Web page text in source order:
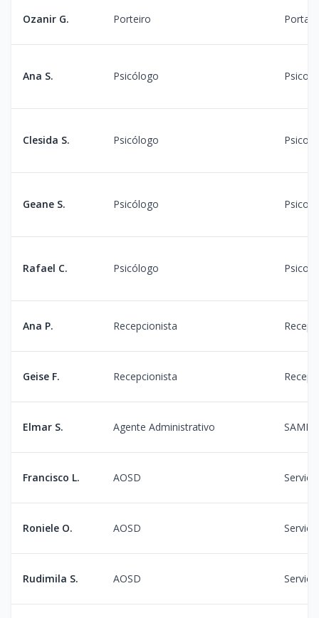
Ozanir G. Porteiro
Ana S. Psicólogo
Clesida S. Psicólogo
Geane S. Psicólogo
Rafael C. Psicólogo
Ana P. Recepcionista
Geise F. Recepcionista
Elmar S. Agente Administrativo SAME
Francisco L. AOSD
Roniele O. AOSD
Rudimila S. AOSD